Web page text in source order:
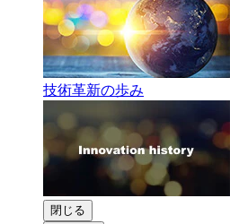
技術革新の歩み
閉じる